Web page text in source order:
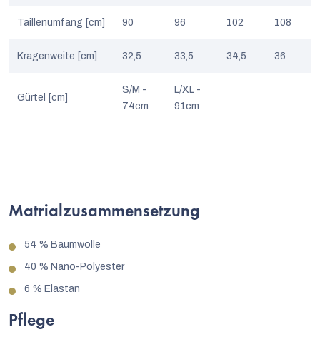
Taillenumfang [cm] 90 96 102 108
Kragenweite [cm] 32,5 33,5 34,5 36
Gürtel [cm]
S/M -
74cm
L/XL -
91cm
Matrialzusammensetzung
54 % Baumwolle
40 % Nano-Polyester
6 % Elastan
Pflege